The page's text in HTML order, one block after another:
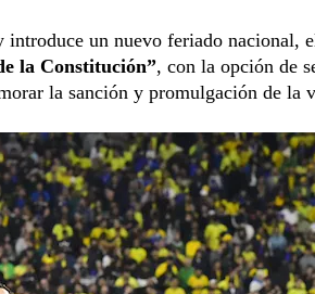
introduce un nuevo feriado nacional,
la Constitución”, con la opción de
la sanción y promulgación de la